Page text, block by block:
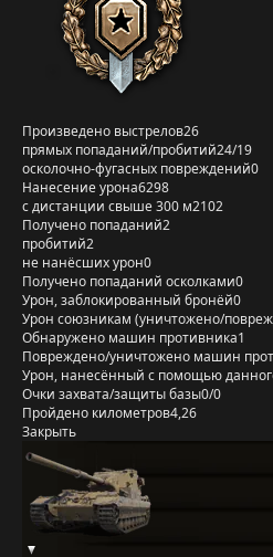
Произведено выстрелов26
прямых попаданий/пробитий24/19
осколочно-фугасных повреждений0
Нанесение урона6298
с дистанции свыше 300 м2102
Получено попаданий2
пробитий2
не нанёсших урон0
Получено попаданий осколками0
Урон, заблокированный бронёй0
Урон союзникам (уничтожено/
Обнаружено машин противника1
Повреждено/уничтожено машин
Урон, нанесённый с помощью
Очки захвата/защиты базы0/0
Пройдено километров4,26
Закрыть